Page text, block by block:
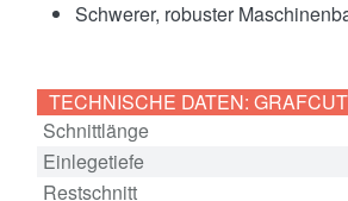
Schwerer, robuster
TECHNISCHE DATEN:
Schnittlänge
Einlegetiefe
Restschnitt